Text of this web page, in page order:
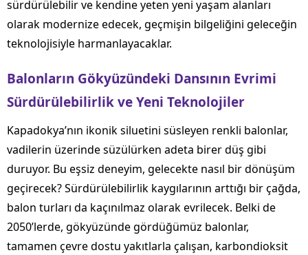
sürdürülebilir ve kendine yeten yeni yaşam alanları
olarak modernize edecek, geçmişin bilgeliğini geleceğin
teknolojisiyle harmanlayacaklar.
Balonların Gökyüzündeki Dansının Evrimi
Sürdürülebilirlik ve Yeni Teknolojiler
Kapadokya’nın ikonik siluetini süsleyen renkli balonlar,
vadilerin üzerinde süzülürken adeta birer düş gibi
duruyor. Bu eşsiz deneyim, gelecekte nasıl bir dönüşüm
geçirecek? Sürdürülebilirlik kaygılarının arttığı bir çağda,
balon turları da kaçınılmaz olarak evrilecek. Belki de
2050’lerde, gökyüzünde gördüğümüz balonlar,
tamamen çevre dostu yakıtlarla çalışan, karbondioksit